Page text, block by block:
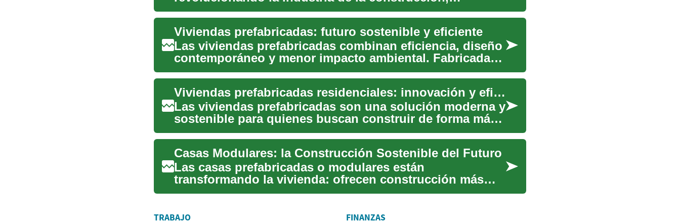
ofreciendo soluciones...
Viviendas prefabricadas: futuro sostenible y eficiente
Las viviendas prefabricadas combinan eficiencia, diseño
contemporáneo y menor impacto ambiental. Fabricadas
en entorn...
Viviendas prefabricadas residenciales: innovación y eficiencia
Las viviendas prefabricadas son una solución moderna y
sostenible para quienes buscan construir de forma más
rápida y...
Casas Modulares: la Construcción Sostenible del Futuro
Las casas prefabricadas o modulares están
transformando la vivienda: ofrecen construcción más
rápida, menor impacto a...
TRABAJO FINANZAS